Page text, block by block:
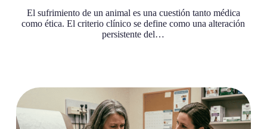
El sufrimiento de un animal es una cuestión tanto médica
como ética. El criterio clínico se define como una alteración
persistente del…